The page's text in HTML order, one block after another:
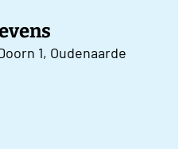
1, Oudenaarde